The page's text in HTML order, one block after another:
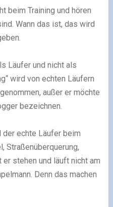
beim Training und hören
Wann das ist, das wird
Läufer und nicht als
wird von echten Läufern
außer er möchte
bezeichnen.
der echte Läufer beim
Straßenüberquerung,
er stehen und läuft nicht am
Denn das machen